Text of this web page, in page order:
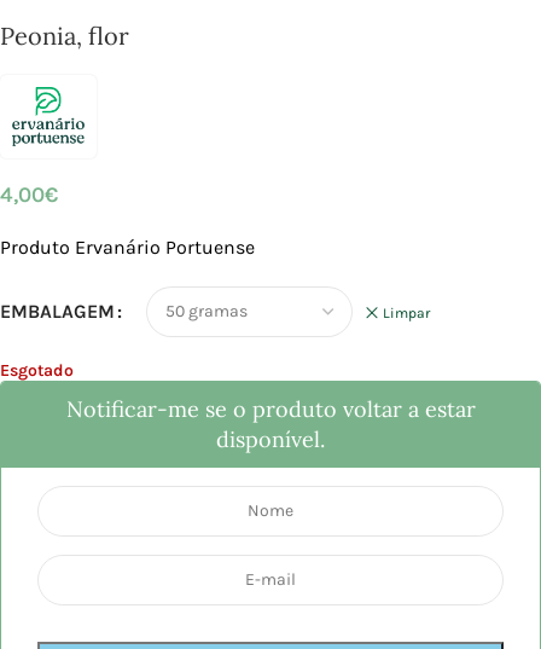
Peonia, flor
4,00€
Produto Ervanário Portuense
EMBALAGEM Limpar
Esgotado
Notificar-me se o produto voltar a estar
disponível.